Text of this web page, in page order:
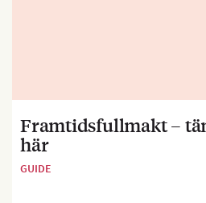
Framtidsfullmakt –
här
GUIDE